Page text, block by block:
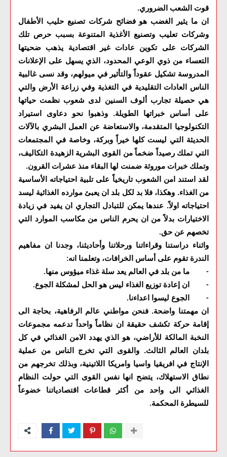
قوت الشعب الضروري.
ان ما يثير الغضب هو فضائح شركات تصنيع حليب الأطفال
وشركات تعليب وتصنيع الأغذية المتنوعة بسبب حرص تلك
الشركات على تكوين عادات غير اقتصادية يذهب ضحيتها
التعساء من ذوي الوعي المحدود، الذي يسهل على الإعلانات
المدروسة تشكيل عقوداً والتأثير في ميولهم، وقد نسى غالبية
الناس العادات التقليدية في التغذية وفي زراعة الأرض والتي
هي حصيلة تجارب ألوف السنين لدى شعوب نظمت حياتها
على أساس خبراتها الطويلة. وذهبوا نحو دعاوى استيراد
التكنولوجيا المتقدمة، والاستعاضة عن العمل البشري بالآلات
الحديثة التي ليست كلها خيراً وبركة، وخاصة في المجتمعات
التي تملك رصيداً ضخماً من القوى البشرية الزهيدة التكاليف،
وتملك خبرات موروثة ضمنت لها البقاء منذ عشرات القرون.
لقد استند امن الشعوب تاريخياً على تلبية احتياجاته الأساسية
من الغذاء. وهكذا، فلا بد لكل بلد ان يعبئ موارده الغذائية ليسد
احتياجاته اولاً. عندها يمكن للتبادل التجاري ان يفيد في زيادة
الاختيارات بدلاً من ان يحرم الناس من مكاسب الموارد التي
تخصهم عن حق.
واثناء دراستنا وقراءاتنا ورحلاتنا وأحاديثنا، وجدنا ان مفاهيم
الندرة تقوم على أساس الخرافات، وتعلمنا انه:
- ما من بلد في العالم يعد سلة غذاء ميؤوس منها.
-
ان إعادة توزيع الغذاء ليس هو الحل لمشكلة الجوع.
-
الجوع ليسوا اعداءنا.
ان مهمتنا واضحة. فنحن مواطني عالم الرفاهية، بحاجة الى
إقامة حركة تكشف حقيقة ان نظاماً واحداً تدعمه مجموعات
النخبة المالكة للأراضي، هو الذي يهدد الامن الغذائي في كل
بلدان العالم الثالث. والقوى التي تخرج الناس من عملية
الإنتاج في افريقيا واسيا وامريكا اللاتينية، وبذلك تخرجهم من
نطاق الاستهلاك، يتضح انها نفس القوى التي حولت النظام
الغذائي الى واحد من أكثر قطاعات اقتصادياتنا خضوعاً
للسيطرة المحكمة.